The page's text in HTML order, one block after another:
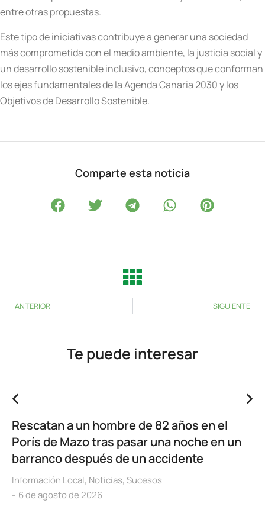
entre otras propuestas.
Este tipo de iniciativas contribuye a generar una sociedad
más comprometida con el medio ambiente, la justicia social y
un desarrollo sostenible inclusivo, conceptos que conforman
los ejes fundamentales de la Agenda Canaria 2030 y los
Objetivos de Desarrollo Sostenible.
Comparte esta noticia
ANTERIOR SIGUIENTE
Te puede interesar
Rescatan a un hombre de 82 años en el
Porís de Mazo tras pasar una noche en un
barranco después de un accidente
Información Local, Noticias, Sucesos
6 de agosto de 2026